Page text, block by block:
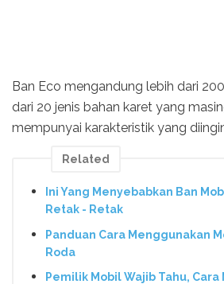
Ban Eco mengandung lebih dari
dari 20 jenis bahan karet yang
mempunyai karakteristik yang
Related
Ini Yang Menyebabkan Ban
Retak - Retak
Panduan Cara Menggunakan
Roda
Pemilik Mobil Wajib Tahu, Cara